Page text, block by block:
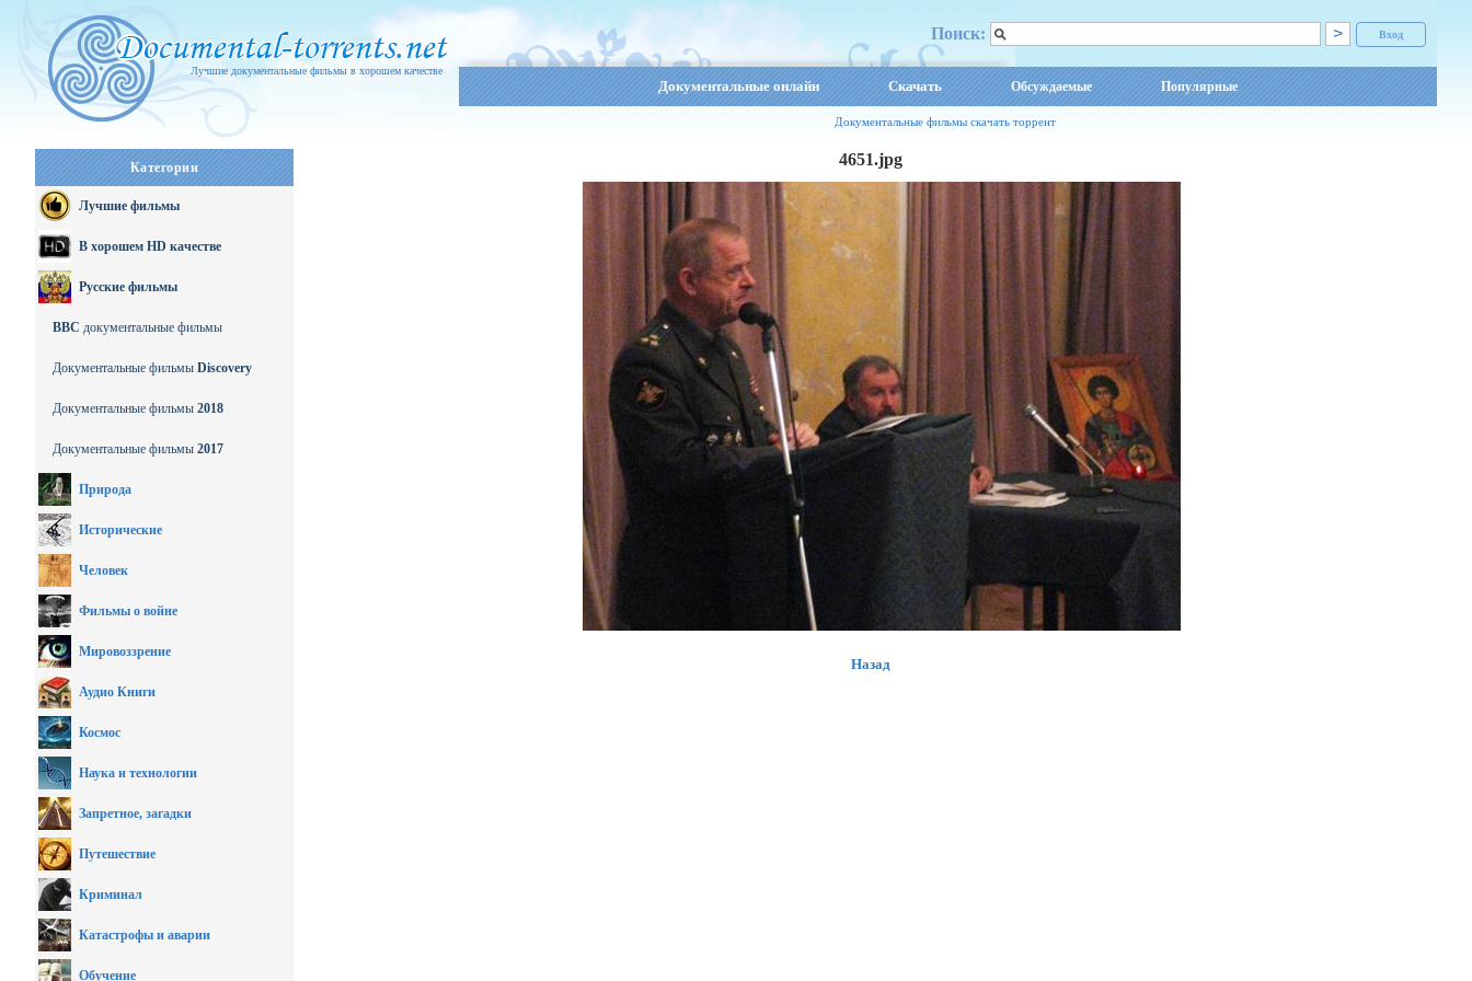
Лучшие документальные фильмы в хорошем качестве
Вход
Поиск:
Документальные онлайн Скачать Обсуждаемые Популярные
Документальные фильмы скачать торрент
Категории
Лучшие фильмы
В хорошем HD качестве
Русские фильмы
BBC документальные фильмы
Документальные фильмы Discovery
Документальные фильмы 2018
Документальные фильмы 2017
Природа
Исторические
Человек
Фильмы о войне
Мировоззрение
Аудио Книги
Космос
Наука и технологии
Запретное, загадки
Путешествие
Криминал
Катастрофы и аварии
Обучение
4651.jpg
Назад